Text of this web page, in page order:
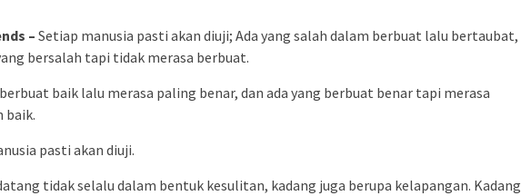
– Setiap manusia pasti akan diuji; Ada yang salah dalam berbuat lalu bertaubat,
bersalah tapi tidak merasa berbuat.
baik lalu merasa paling benar, dan ada yang berbuat benar tapi merasa
baik.
pasti akan diuji.
tidak selalu dalam bentuk kesulitan, kadang juga berupa kelapangan. Kadang